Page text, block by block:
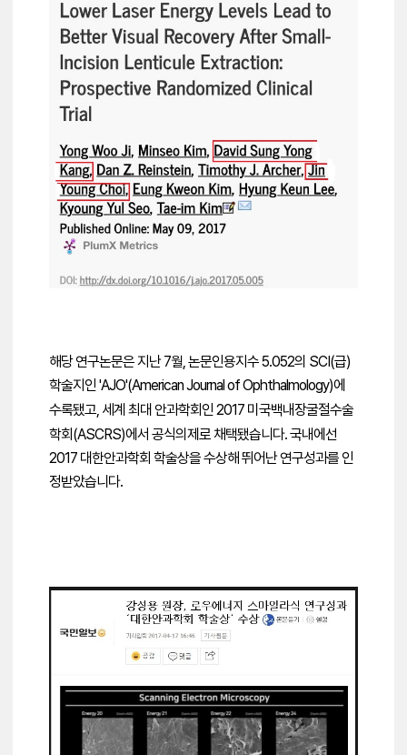
해당 연구논문은 지난 7월, 논문인용지수 5.052의 SCI(급)
학술지인 'AJO'(American Journal of Ophthalmology)에
수록됐고, 세계 최대 안과학회인 2017 미국백내장굴절수술
학회(ASCRS)에서 공식의제로 채택됐습니다.국내에선
2017 대한안과학회 학술상을 수상해뛰어난 연구성과를 인
정받았습니다.